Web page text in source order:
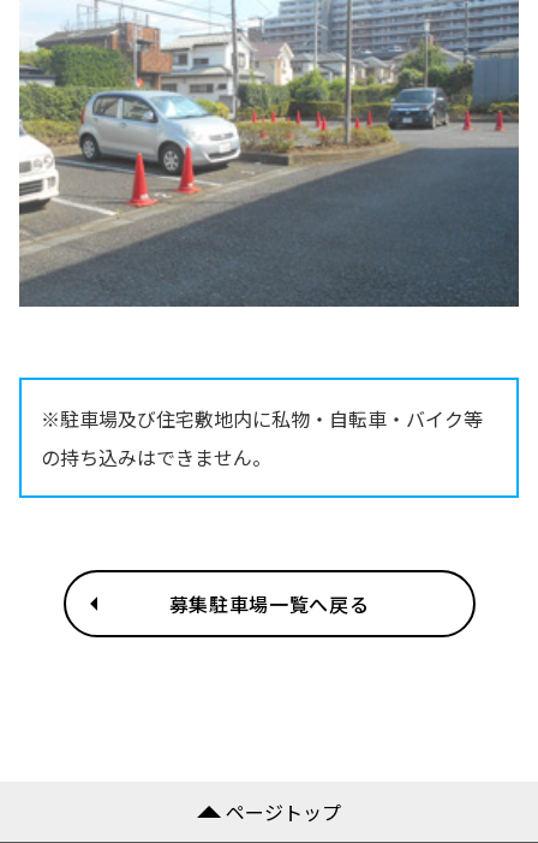
※駐車場及び住宅敷地内に私物・自転車・バイク等
の持ち込みはできません。
募集駐車場一覧へ戻る
ページトップ